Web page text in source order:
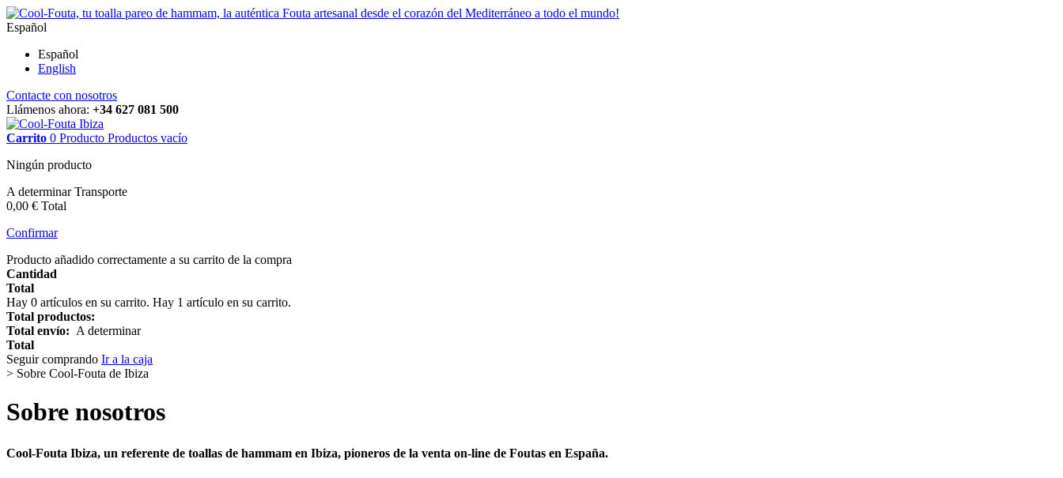
Español
Español
English
Contacte con nosotros
Llámenos ahora: +34 627 081 500
Carrito 0 Producto Productos vacío
Ningún producto
A determinarTransporte
0,00 € Total
Confirmar
Producto añadido correctamente a su carrito de la compra
Cantidad
Total
Hay 0 artículos en su carrito. Hay 1 artículo en su carrito.
Total productos:
Total envío: A determinar
Total
Seguir comprando Ir a la caja
> Sobre Cool-Fouta de Ibiza
Sobre nosotros
Cool-Fouta Ibiza, un referente de toallas de hammam en Ibiza, pioneros de la venta on-line de Foutas en España.